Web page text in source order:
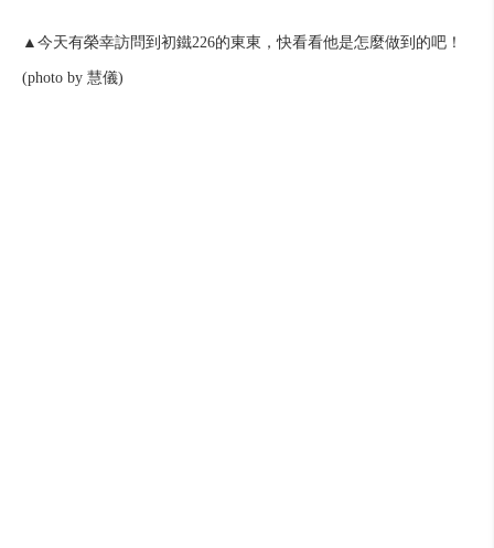
▲今天有榮幸訪問到初鐵226的東東，快看看他是怎麼做到的吧！
(photo by 慧儀)